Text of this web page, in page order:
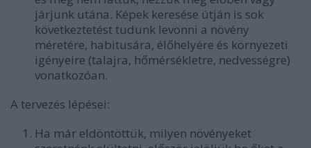
járjunk utána. Képek keresése útján is sok
következtetést tudunk levonni a növény
méretére, habitusára, élőhelyére és környezeti
igényeire (talajra, hőmérsékletre, nedvességre)
vonatkozóan.
A tervezés lépései:
Ha már eldöntöttük, milyen növényeket